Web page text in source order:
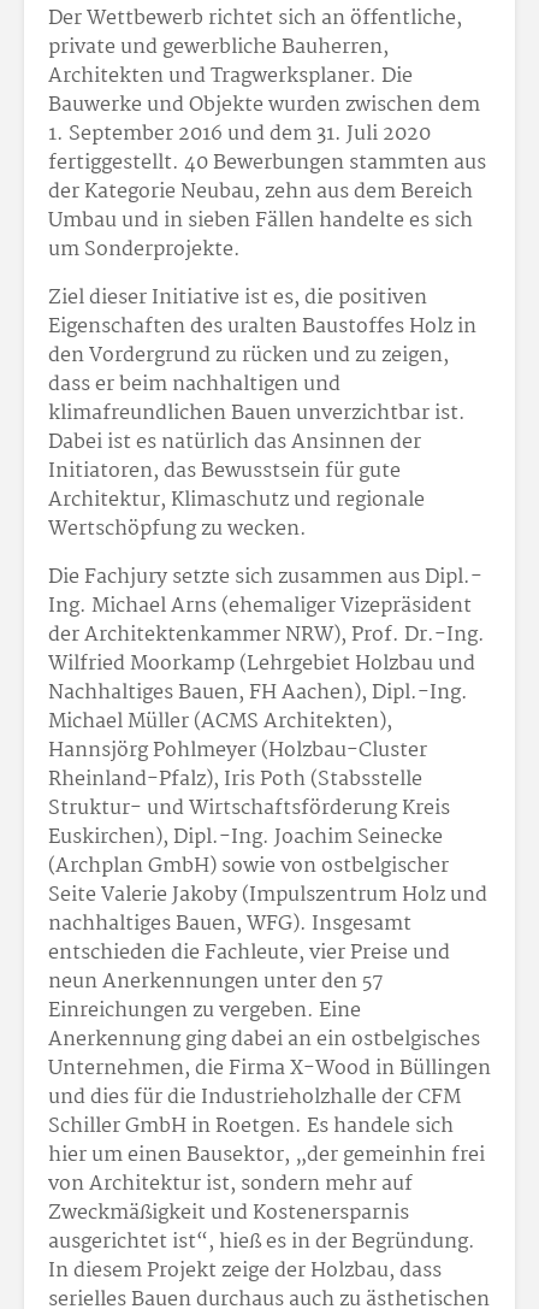
Der Wettbewerb richtet sich an öffentliche,
private und gewerbliche Bauherren,
Architekten und Tragwerksplaner. Die
Bauwerke und Objekte wurden zwischen dem
1. September 2016 und dem 31. Juli 2020
fertiggestellt. 40 Bewerbungen stammten aus
der Kategorie Neubau, zehn aus dem Bereich
Umbau und in sieben Fällen handelte es sich
um Sonderprojekte.
Ziel dieser Initiative ist es, die positiven
Eigenschaften des uralten Baustoffes Holz in
den Vordergrund zu rücken und zu zeigen,
dass er beim nachhaltigen und
klimafreundlichen Bauen unverzichtbar ist.
Dabei ist es natürlich das Ansinnen der
Initiatoren, das Bewusstsein für gute
Architektur, Klimaschutz und regionale
Wertschöpfung zu wecken.
Die Fachjury setzte sich zusammen aus Dipl.-
Ing. Michael Arns (ehemaliger Vizepräsident
der Architektenkammer NRW), Prof. Dr.-Ing.
Wilfried Moorkamp (Lehrgebiet Holzbau und
Nachhaltiges Bauen, FH Aachen), Dipl.-Ing.
Michael Müller (ACMS Architekten),
Hannsjörg Pohlmeyer (Holzbau-Cluster
Rheinland-Pfalz), Iris Poth (Stabsstelle
Struktur- und Wirtschaftsförderung Kreis
Euskirchen), Dipl.-Ing. Joachim Seinecke
(Archplan GmbH) sowie von ostbelgischer
Seite Valerie Jakoby (Impulszentrum Holz und
nachhaltiges Bauen, WFG). Insgesamt
entschieden die Fachleute, vier Preise und
neun Anerkennungen unter den 57
Einreichungen zu vergeben. Eine
Anerkennung ging dabei an ein ostbelgisches
Unternehmen, die Firma X-Wood in Büllingen
und dies für die Industrieholzhalle der CFM
Schiller GmbH in Roetgen. Es handele sich
hier um einen Bausektor, „der gemeinhin frei
von Architektur ist, sondern mehr auf
Zweckmäßigkeit und Kostenersparnis
ausgerichtet ist“, hieß es in der Begründung.
In diesem Projekt zeige der Holzbau, dass
serielles Bauen durchaus auch zu ästhetischen